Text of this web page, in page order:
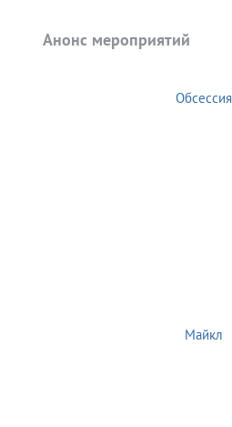
Анонс мероприятий
Обсессия
Майкл